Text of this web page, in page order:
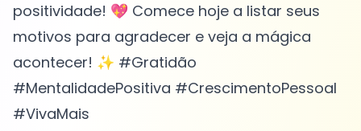
positividade! 💖 Comece hoje a listar seus
motivos para agradecer e veja a mágica
acontecer! ✨ #Gratidão
#MentalidadePositiva #CrescimentoPessoal
#VivaMais